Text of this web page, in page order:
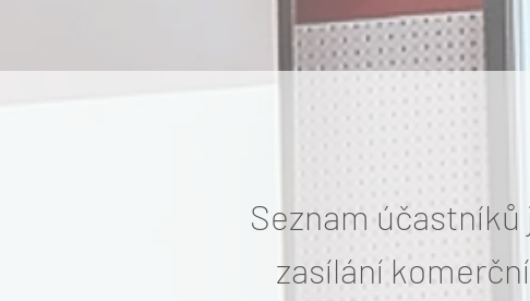
Seznam
zasílání